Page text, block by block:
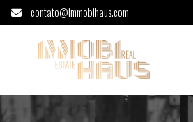
contato@immobihaus.com
Apartamento à venda em